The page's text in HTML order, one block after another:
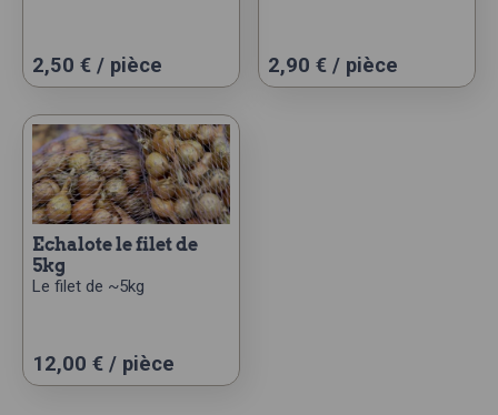
2,50 € / pièce 2,90 € / pièce
echalote le filet de
5kg
Le filet de ~5kg
12,00 € / pièce